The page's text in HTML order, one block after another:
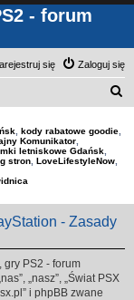
- forum
Zaloguj się
się
kody rabatowe goodie
Komunikator
letniskowe Gdańsk
stron LoveLifestyleNow
- Zasady
gry PS2 - forum
„nasz”, „Świat PSX
i phpBB zwane